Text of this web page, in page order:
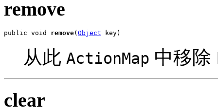
remove
public void remove( Object key)
从此 ActionMap 中移除
clear